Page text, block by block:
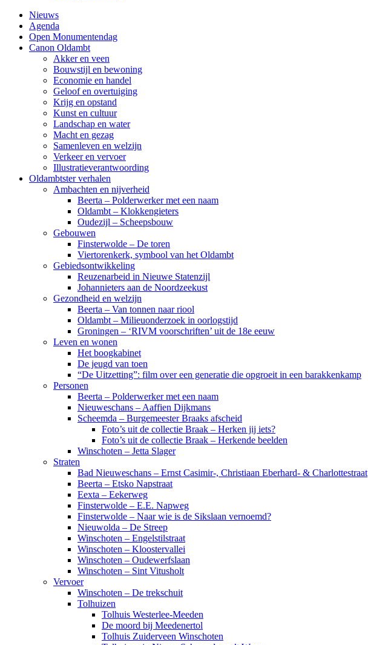
Nieuws
Agenda
Open Monumentendag
Canon Oldambt
Akker en veen
Bouwstijl en bewoning
Economie en handel
Geloof en overtuiging
Krijg en opstand
Kunst en cultuur
Landschap en water
Macht en gezag
Samenleven en welzijn
Verkeer en vervoer
Illustratieverantwoording
Oldambtster verhalen
Ambachten en nijverheid
Beerta – Polderwerker met een naam
Oldambt – Klokkengieters
Oudezijl – Scheepsbouw
Gebouwen
Finsterwolde – De toren
Viertorenkerk, symbool van het Oldambt
Gebiedsontwikkeling
Reuzenarbeid in Nieuwe Statenzijl
Johannieters aan de Noordzeekust
Gezondheid en welzijn
Beerta – Van tonnen naar riool
Oldambt – Milieuonderzoek in oorlogstijd
Groningen – ‘RIVM voorschriften’ uit de 18e eeuw
Leven en wonen
Het boogkabinet
De jeugd van toen
“De Uitzetting”: film over een generatie die opgroeit in een barakkenkamp
Personen
Beerta – Polderwerker met een naam
Nieuweschans – Aaffien Dijkmans
Scheemda – Burgemeester Braaks afscheid
Foto’s uit de collectie Braak – Herken jij iets?
Foto’s uit de collectie Braak – Herkende beelden
Winschoten – Jetta Slager
Straten
Bad Nieuweschans – Ernst Casimir-, Christiaan Eberhard- & Charlottestraat
Beerta – Etsko Napstraat
Eexta – Eekerweg
Finsterwolde – E.E. Napweg
Finsterwolde – Naar wie is de Sikslaan vernoemd?
Nieuwolda – De Streep
Winschoten – Engelstilstraat
Winschoten – Kloostervallei
Winschoten – Oudewerfslaan
Winschoten – Sint Vitusholt
Vervoer
Winschoten – De trekschuit
Tolhuizen
Tolhuis Westerlee-Meeden
De moord bij Meedenertol
Tolhuis Zuiderveen Winschoten